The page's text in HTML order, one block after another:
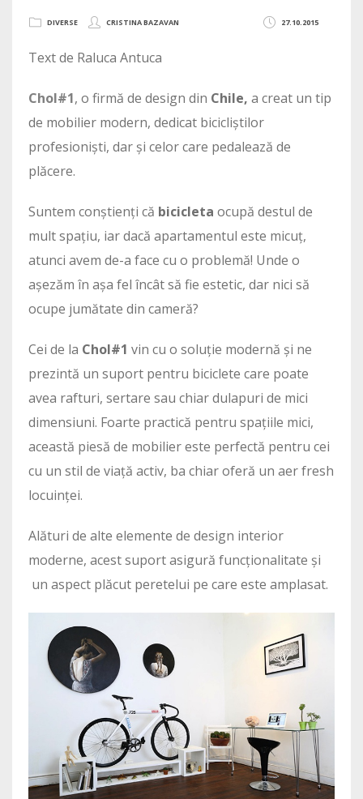
27.10.2015
DIVERSE CRISTINA BAZAVAN
Text de Raluca Antuca
Chol#1, o firmă de design din Chile, a creat un tip
de mobilier modern, dedicat bicicliștilor
profesioniști, dar și celor care pedalează de
plăcere.
Suntem conștienți că bicicleta ocupă destul de
mult spațiu, iar dacă apartamentul este micuț,
atunci avem de-a face cu o problemă! Unde o
așezăm în așa fel încât să fie estetic, dar nici să
ocupe jumătate din cameră?
Cei de la Chol#1 vin cu o soluție modernă și ne
prezintă un suport pentru biciclete care poate
avea rafturi, sertare sau chiar dulapuri de mici
dimensiuni. Foarte practică pentru spațiile mici,
această piesă de mobilier este perfectă pentru cei
cu un stil de viață activ, ba chiar oferă un aer fresh
locuinței.
Alături de alte elemente de design interior
moderne, acest suport asigură funcționalitate și
un aspect plăcut peretelui pe care este amplasat.